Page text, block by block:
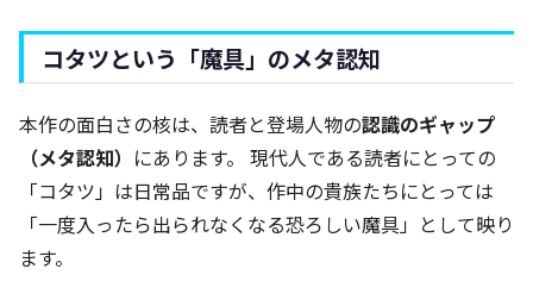
コタツという「魔具」のメタ認知
本作の面白さの核は、読者と登場人物の認識のギャップ
（メタ認知） にあります。 現代人である読者にとっての
「コタツ」は日常品ですが、作中の貴族たちにとっては
「一度入ったら出られなくなる恐ろしい魔具」として映り
ます。